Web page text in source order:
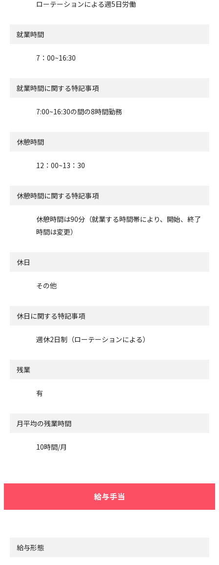
ローテーションによる週5日労働
就業時間
7：00~16:30
就業時間に関する特記事項
7:00~16:30の間の8時間勤務
休憩時間
12：00~13：30
休憩時間に関する特記事項
休憩時間は90分（就業する時間帯により、開始、終了
時間は変更）
休日
その他
休日に関する特記事項
週休2日制（ローテーションによる）
残業
有
月平均の残業時間
10時間/月
給与手当
給与形態